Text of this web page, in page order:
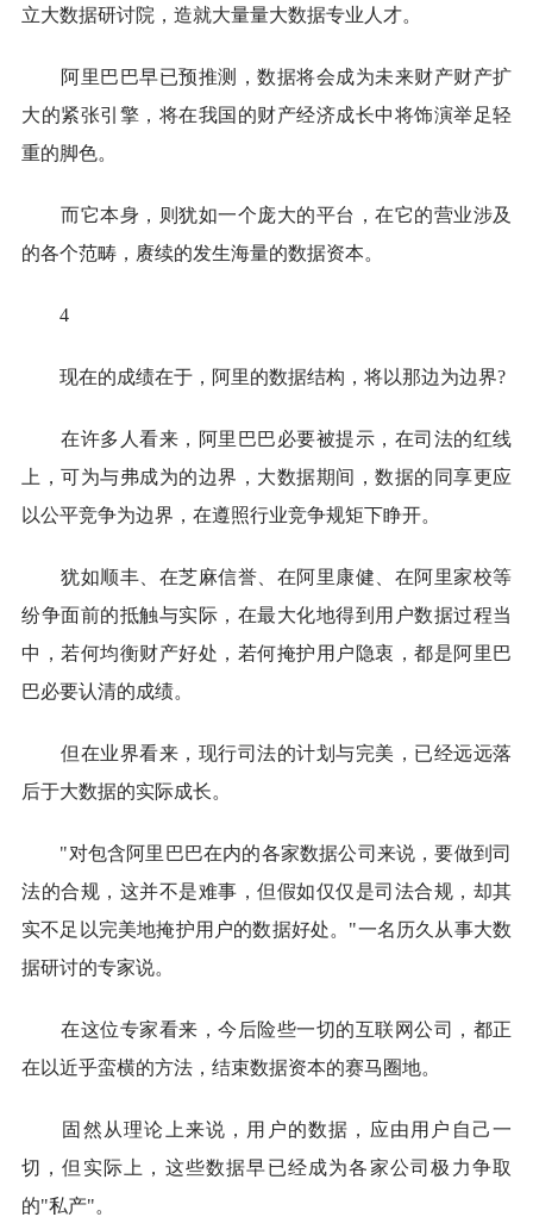
立大数据研讨院，造就大量量大数据专业人才。
阿里巴巴早已预推测，数据将会成为未来财产财产扩
大的紧张引擎，将在我国的财产经济成长中将饰演举足轻
重的脚色。
而它本身，则犹如一个庞大的平台，在它的营业涉及
的各个范畴，赓续的发生海量的数据资本。
4
现在的成绩在于，阿里的数据结构，将以那边为边界?
在许多人看来，阿里巴巴必要被提示，在司法的红线
上，可为与弗成为的边界，大数据期间，数据的同享更应
以公平竞争为边界，在遵照行业竞争规矩下睁开。
犹如顺丰、在芝麻信誉、在阿里康健、在阿里家校等
纷争面前的抵触与实际，在最大化地得到用户数据过程当
中，若何均衡财产好处，若何掩护用户隐衷，都是阿里巴
巴必要认清的成绩。
但在业界看来，现行司法的计划与完美，已经远远落
后于大数据的实际成长。
"对包含阿里巴巴在内的各家数据公司来说，要做到司
法的合规，这并不是难事，但假如仅仅是司法合规，却其
实不足以完美地掩护用户的数据好处。"一名历久从事大数
据研讨的专家说。
在这位专家看来，今后险些一切的互联网公司，都正
在以近乎蛮横的方法，结束数据资本的赛马圈地。
固然从理论上来说，用户的数据，应由用户自己一
切，但实际上，这些数据早已经成为各家公司极力争取
的"私产"。